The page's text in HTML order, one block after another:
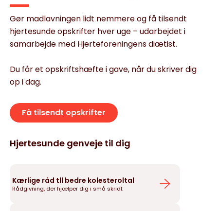
Gør madlavningen lidt nemmere og få tilsendt
hjertesunde opskrifter hver uge – udarbejdet i
samarbejde med Hjerteforeningens diætist.
Du får et opskriftshæfte i gave, når du skriver dig
op i dag.
Få tilsendt opskrifter
Hjertesunde genveje til dig
Kærlige råd tll bedre kolesteroltal
Rådgivning, der hjælper dig i små skridt